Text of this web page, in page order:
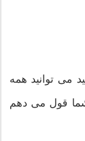
می توانید همه
قول می دهم